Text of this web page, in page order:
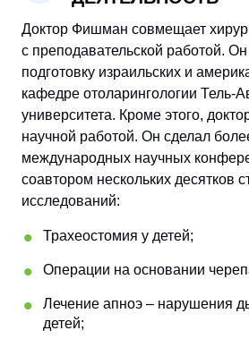
Доктор Фишман совмещает
с преподавательской работой. Он
подготовку израильских и
кафедре отоларингологии Тель-
университета. Кроме этого,
научной работой. Он сделал
международных научных
соавтором нескольких десятков
исследований:
Трахеостомия у детей;
Операции на основании
Лечение апноэ – нарушения
детей;